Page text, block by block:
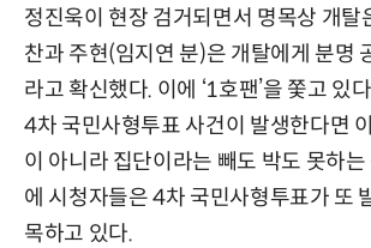
정진욱이 현장 검거되면서 명목상 개탈
찬과 주현(임지연 분)은 개탈에게 분명
라고 확신했다. 이에 ‘1호팬’을 쫓고 있
4차 국민사형투표 사건이 발생한다면
이 아니라 집단이라는 빼도 박도 못하는
에 시청자들은 4차 국민사형투표가 또
목하고 있다.